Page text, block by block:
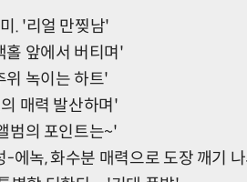
. '리얼 만찢남'
홀 앞에서 버티며'
위 녹이는 하트'
매력 발산하며'
범의 포인트는~'
녹, 화수분 매력으로 도장 깨기 나